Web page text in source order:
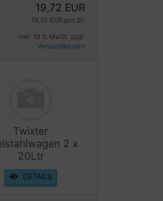
19,72 EUR
19,72 EUR pro St.
inkl. 19 % MwSt. zzgl.
Versandkosten
Twixter
2 x
20Ltr
DETAILS